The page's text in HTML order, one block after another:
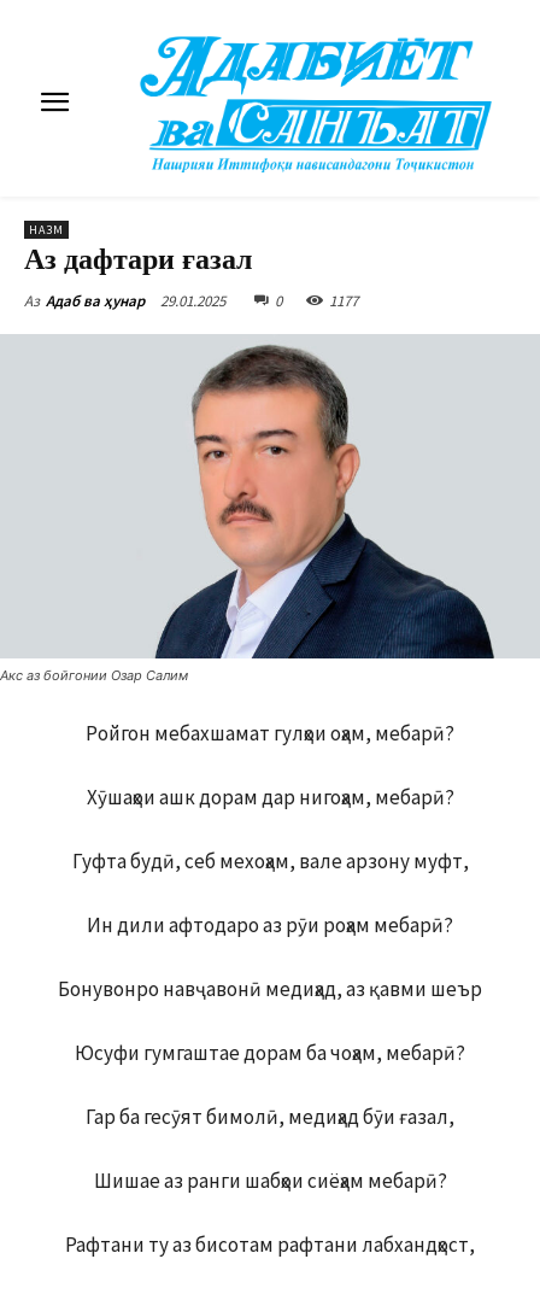
НАЗМ
Аз дафтари ғазал
Аз Адаб ва ҳунар 29.01.2025 0 1177
Акс аз бойгонии Озар Салим
Ройгон мебахшамат гулҳои оҳам, мебарӣ?
Хӯшаҳои ашк дорам дар нигоҳам, мебарӣ?
Гуфта будӣ, себ мехоҳам, вале арзону муфт,
Ин дили афтодаро аз рӯи роҳам мебарӣ?
Бонувонро навҷавонӣ медиҳад, аз қавми шеър
Юсуфи гумгаштае дорам ба чоҳам, мебарӣ?
Гар ба гесӯят бимолӣ, медиҳад бӯи ғазал,
Шишае аз ранги шабҳои сиёҳам мебарӣ?
Рафтани ту аз бисотам рафтани лабхандҳост,